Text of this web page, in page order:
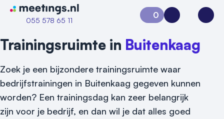
Naar home van Meetings
055 578 65 11
0
Aanvraag 0Inloggen
Trainingsruimte in Buitenkaag
Zoek je een bijzondere trainingsruimte waar
bedrijfstrainingen in Buitenkaag gegeven kunnen
worden? Een trainingsdag kan zeer belangrijk
zijn voor je bedrijf, en dan wil je dat alles goed